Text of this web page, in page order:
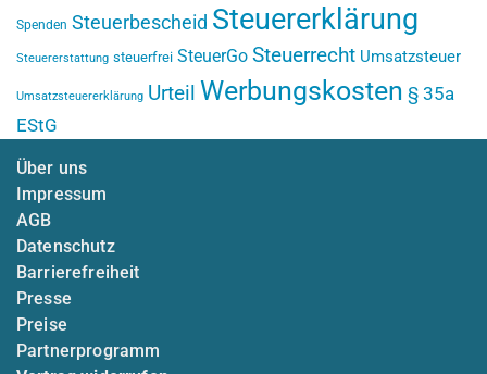
Spenden Steuerbescheid Steuererklärung
Steuererstattung steuerfrei SteuerGo Steuerrecht Umsatzsteuer
Umsatzsteuererklärung Urteil Werbungskosten § 35a
EStG
Über uns
Impressum
AGB
Datenschutz
Barrierefreiheit
Presse
Preise
Partnerprogramm